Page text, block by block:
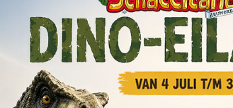
maakt gebruik van cookies.
cookies om uw gebruikerservaring te
u in met alle cookies in overeenstemming